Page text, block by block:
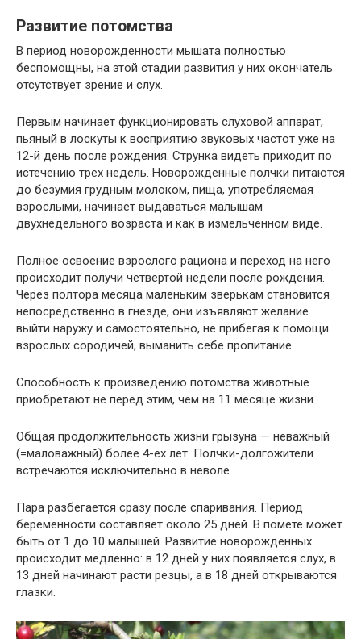
Развитие потомства
В период новорожденности мышата полностью
беспомощны, на этой стадии развития у них окончатель
отсутствует зрение и слух.
Первым начинает функционировать слуховой аппарат,
пьяный в лоскуты к восприятию звуковых частот уже на
12-й день после рождения. Струнка видеть приходит по
истечению трех недель. Новорожденные полчки питаются
до безумия грудным молоком, пища, употребляемая
взрослыми, начинает выдаваться малышам
двухнедельного возраста и как в измельченном виде.
Полное освоение взрослого рациона и переход на него
происходит получи четвертой недели после рождения.
Через полтора месяца маленьким зверькам становится
непосредственно в гнезде, они изъявляют желание
выйти наружу и самостоятельно, не прибегая к помощи
взрослых сородичей, выманить себе пропитание.
Способность к произведению потомства животные
приобретают не перед этим, чем на 11 месяце жизни.
Общая продолжительность жизни грызуна — неважный
(=маловажный) более 4-ех лет. Полчки-долгожители
встречаются исключительно в неволе.
Пара разбегается сразу после спаривания. Период
беременности составляет около 25 дней. В помете может
быть от 1 до 10 малышей. Развитие новорожденных
происходит медленно: в 12 дней у них появляется слух, в
13 дней начинают расти резцы, а в 18 дней открываются
глазки.